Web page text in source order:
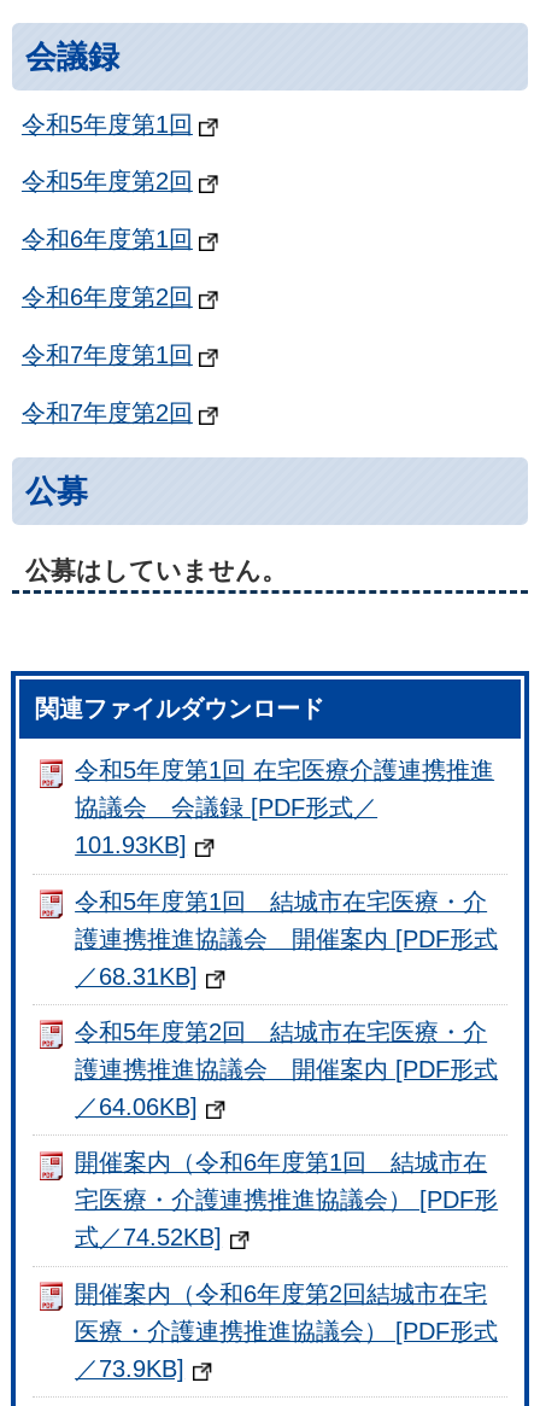
会議録
令和5年度第1回
令和5年度第2回
令和6年度第1回
令和6年度第2回
令和7年度第1回
令和7年度第2回
公募
公募はしていません。
関連ファイルダウンロード
令和5年度第1回 在宅医療介護連携推進
協議会 会議録 [PDF形式／
101.93KB]
令和5年度第1回 結城市在宅医療・介
護連携推進協議会 開催案内 [PDF形式
／68.31KB]
令和5年度第2回 結城市在宅医療・介
護連携推進協議会 開催案内 [PDF形式
／64.06KB]
開催案内（令和6年度第1回 結城市在
宅医療・介護連携推進協議会） [PDF形
式／74.52KB]
開催案内（令和6年度第2回結城市在宅
医療・介護連携推進協議会） [PDF形式
／73.9KB]